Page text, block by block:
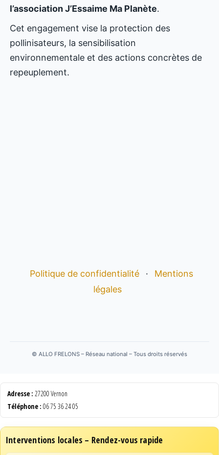
l’association J’Essaime Ma Planète.
Cet engagement vise la protection des
pollinisateurs, la sensibilisation
environnementale et des actions concrètes de
repeuplement.
Politique de confidentialité ·
Mentions
légales
© ALLO FRELONS – Réseau national – Tous droits réservés
Adresse : 27200 Vernon
Téléphone : 06 75 36 24 05
Interventions locales – Rendez-vous rapide